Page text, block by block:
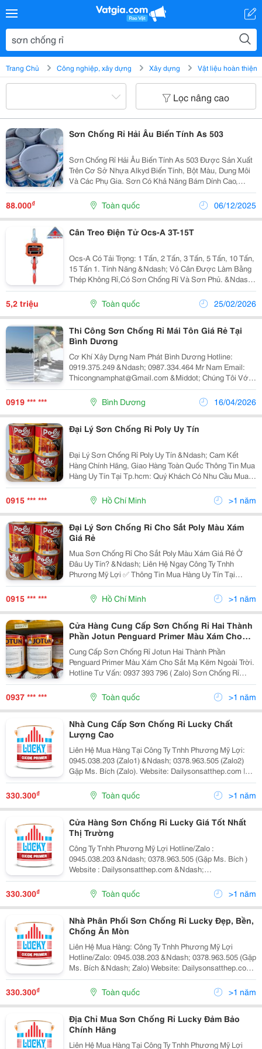
Trang Chủ Công nghiệp, xây dựng Xây dựng Vật liệu hoàn thiện
Lọc nâng cao
Sơn Chống Rỉ Hải Âu Biến Tính As 503
Sơn Chống Rỉ Hải Âu Biến Tính As 503 Được Sản Xuất
Trên Cơ Sở Nhựa Alkyd Biến Tính, Bột Màu, Dung Môi
Và Các Phụ Gia. Sơn Có Khả Năng Bám Dính Cao,
Chống Thẩm Thấu Tốt, Đặc Biệt Là Màng Sơn Khô
Nhanh. Ứng Dụng Sơn Hải Âu Biến Tính
88.000₫ Toàn quốc 06/12/2025
Cân Treo Điện Tử Ocs-A 3T-15T
Ocs-A Có Tải Trọng: 1 Tấn, 2 Tấn, 3 Tấn, 5 Tấn, 10 Tấn,
15 Tấn 1. Tính Năng &Ndash; Vỏ Cân Được Làm Bằng
Thép Không Rỉ,Có Sơn Chống Rỉ Và Sơn Phủ. &Ndash;
Phím Nhấn Cơ, Tuổi Thọ Cao. &Ndash; Màn Hình Led
Số Đỏ Độ Bền Cao. &Ndash; Vận Hành...
5,2 triệu Toàn quốc 25/02/2026
Thi Công Sơn Chống Rỉ Mái Tôn Giá Rẻ Tại
Bình Dương
Cơ Khí Xây Dựng Nam Phát Bình Dương Hotline:
0919.375.249 &Ndash; 0987.334.464 Mr Nam Email:
Thicongnamphat@Gmail.com &Middot; Chúng Tôi Với
Đội Ngũ Thợ Kinh Nghiệm Lâu Năm Trong Lĩnh Vực Thi
Công Sơn Nước, Sơn Nền Nhà Xưởng, Nhằm Đáp
Ứng Nhu...
0919 *** *** Bình Dương 16/04/2026
Đại Lý Sơn Chống Rỉ Poly Uy Tín
Đại Lý Sơn Chống Rỉ Poly Uy Tín &Ndash; Cam Kết
Hàng Chính Hãng, Giao Hàng Toàn Quốc Thông Tin Mua
Hàng Uy Tín Tại Tp.hcm: Quý Khách Có Nhu Cầu Mua
Sơn Chống Rỉ Poly , Sơn Dầu, Sơn Epoxy, Sơn Pu, Sơn
Chịu Nhiệt Hoặc Các Loại Sơn Công Nghiệp Khác,...
0915 *** *** Hồ Chí Minh >1 năm
Đại Lý Sơn Chống Rỉ Cho Sắt Poly Màu Xám
Giá Rẻ
Mua Sơn Chống Rỉ Cho Sắt Poly Màu Xám Giá Rẻ Ở
Đâu Uy Tín? &Ndash; Liên Hệ Ngay Công Ty Tnhh
Phương Mỹ Lợi ✅ Thông Tin Mua Hàng Uy Tín Tại
Tp.hcm: Công Ty Tnhh Phương Mỹ Lợi Website:
Dailysonsatthep.com , Goluckysu.com Hotline/Zalo:...
0915 *** *** Hồ Chí Minh >1 năm
Cửa Hàng Cung Cấp Sơn Chống Rỉ Hai Thành
Phần Jotun Penguard Primer Màu Xám Cho
Sắt Mạ Kẽm Tại Thủ Đức
Cung Cấp Sơn Chống Rỉ Jotun Hai Thành Phần
Penguard Primer Màu Xám Cho Sắt Mạ Kẽm Ngoài Trời.
Hotline Tư Vấn: 0937 393 796 ( Zalo) Sơn Chống Rỉ
Jotun Penguard Primer Màu Xám - Là Dòng Sơn Lót
Chống Rỉ Hai Thành Phần, Sử Dụng Cho Sắt Mạ Kẽm...
0937 *** *** Toàn quốc >1 năm
Nhà Cung Cấp Sơn Chống Rỉ Lucky Chất
Lượng Cao
Liên Hệ Mua Hàng Tại Công Ty Tnhh Phương Mỹ Lợi:
0945.038.203 (Zalo1) &Ndash; 0378.963.505 (Zalo2)
Gặp Ms. Bích (Zalo). Website: Dailysonsatthep.com |
Goluckysu.com Nhà Cung Cấp Sơn Chống Rỉ Lucky
Chất Lượng Cao Bạn Đang Tìm Kiếm Sơn Chống Rỉ...
330.300₫ Toàn quốc >1 năm
Cửa Hàng Sơn Chống Rỉ Lucky Giá Tốt Nhất
Thị Trường
Công Ty Tnhh Phương Mỹ Lợi Hotline/Zalo :
0945.038.203 &Ndash; 0378.963.505 (Gặp Ms. Bích )
Website : Dailysonsatthep.com &Ndash;
Goluckysu.com Cửa Hàng Sơn Chống Rỉ Lucky Giá Tốt
Nhất Thị Trường Bạn Đang Tìm Kiếm Sơn Chống Rỉ
Chất Lượng Cao, Giá...
330.300₫ Toàn quốc >1 năm
Nhà Phân Phối Sơn Chống Rỉ Lucky Đẹp, Bền,
Chống Ăn Mòn
Liên Hệ Mua Hàng: Công Ty Tnhh Phương Mỹ Lợi
Hotline/Zalo: 0945.038.203 &Ndash; 0378.963.505 (Gặp
Ms. Bích &Ndash; Zalo) Website: Dailysonsatthep.com |
Goluckysu.com Nhà Phân Phối Sơn Chống Rỉ Lucky
Đẹp, Bền, Chống Ăn Mòn Bạn Đang Tìm Kiếm Sơn...
330.300₫ Toàn quốc >1 năm
Địa Chỉ Mua Sơn Chống Rỉ Lucky Đảm Bảo
Chính Hãng
Liên Hệ Mua Hàng Tại Công Ty Tnhh Phương Mỹ Lợi